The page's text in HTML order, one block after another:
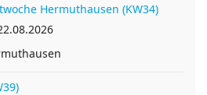
Hermuthausen (KW34)